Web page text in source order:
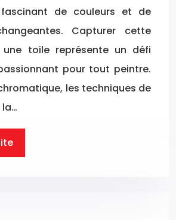
de couleurs et de
Capturer cette
toile représente un défi
pour tout peintre.
les techniques de